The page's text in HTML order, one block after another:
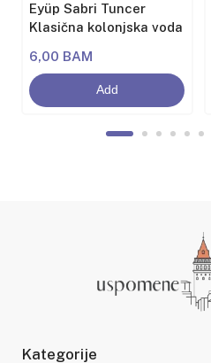
Eyüp Sabri Tuncer
Klasična kolonjska voda
6,00 BAM
Add
Kategorije